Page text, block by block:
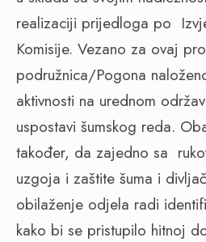
realizaciji prijedloga po
Komisije. Vezano za ovaj
podružnica/Pogona
aktivnosti na urednom
uspostavi šumskog reda.
također, da zajedno sa
uzgoja i zaštite šuma i
obilaženje odjela radi
kako bi se pristupilo hitnoj